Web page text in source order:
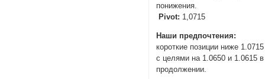
понижения.
Pivot: 1,0715
Наши предпочтения:
короткие позиции ниже 1.0715
с целями на 1.0650 и 1.0615 в
продолжении.